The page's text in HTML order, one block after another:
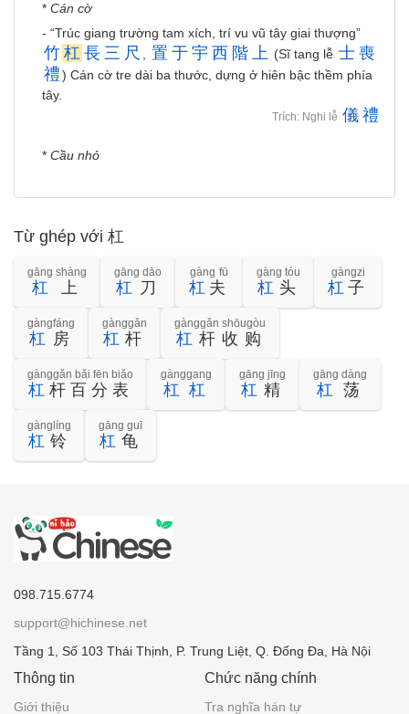
* Cán cờ
- “Trúc giang trường tam xích, trí vu vũ tây giai thượng”
竹 杠 長 三 尺 置 于 宇 西 階 上 (Sĩ tang lễ 士 喪
禮) Cán cờ tre dài ba thước, dựng ở hiên bậc thềm phía
tây.
Trích: Nghi lễ 儀 禮
* Cầu nhỏ
Từ ghép với 杠
杠上
gāng shàng
杠 刀
gāng dāo
杠 夫
gàng fū
杠 头
gàng tóu
杠 子
gàngzi
杠 房
gàngfáng
杠杆
gànggǎn
杠 杆收购
gànggǎn shōugòu
杠 杆百分表
gànggǎn bǎi fēn biǎo
杠 杠
gànggang
杠 精
gāng jīng
杠 荡
gāng dàng
杠 铃
gànglíng
杠 龟
gāng guī
098.715.6774
support@hichinese.net
Tầng 1, Số 103 Thái Thịnh, P. Trung Liệt, Q. Đống Đa, Hà Nội
Thông tin
Giới thiệu
Chức năng chính
Tra nghĩa hán tự